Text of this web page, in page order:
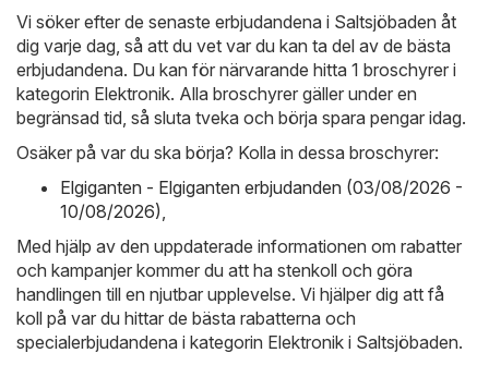
Vi söker efter de senaste erbjudandena i Saltsjöbaden åt
dig varje dag, så att du vet var du kan ta del av de bästa
erbjudandena. Du kan för närvarande hitta 1 broschyrer i
kategorin Elektronik. Alla broschyrer gäller under en
begränsad tid, så sluta tveka och börja spara pengar idag.
Osäker på var du ska börja? Kolla in dessa broschyrer:
Elgiganten - Elgiganten erbjudanden (03/08/2026 -
10/08/2026),
Med hjälp av den uppdaterade informationen om rabatter
och kampanjer kommer du att ha stenkoll och göra
handlingen till en njutbar upplevelse. Vi hjälper dig att få
koll på var du hittar de bästa rabatterna och
specialerbjudandena i kategorin Elektronik i Saltsjöbaden.